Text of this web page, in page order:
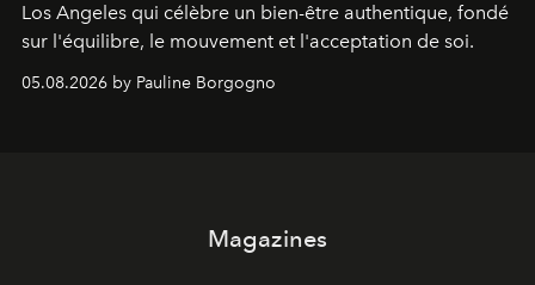
Los Angeles qui célèbre un bien-être authentique, fondé
sur l'équilibre, le mouvement et l'acceptation de soi.
05.08.2026 by Pauline Borgogno
Magazines